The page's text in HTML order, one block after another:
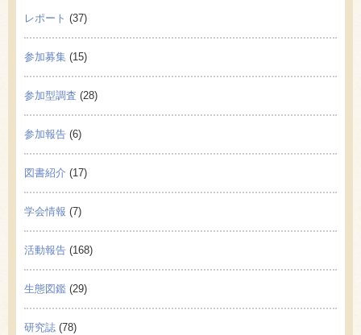
レポート (37)
参加募集 (15)
参加型調査 (28)
参加報告 (6)
図書紹介 (17)
学会情報 (7)
活動報告 (168)
生態図鑑 (29)
研究誌 (78)